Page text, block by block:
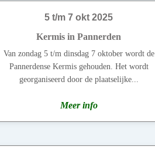
5 t/m 7 okt 2025
Kermis in Pannerden
Van zondag 5 t/m dinsdag 7 oktober wordt de
Pannerdense Kermis gehouden. Het wordt
georganiseerd door de plaatselijke...
Meer info